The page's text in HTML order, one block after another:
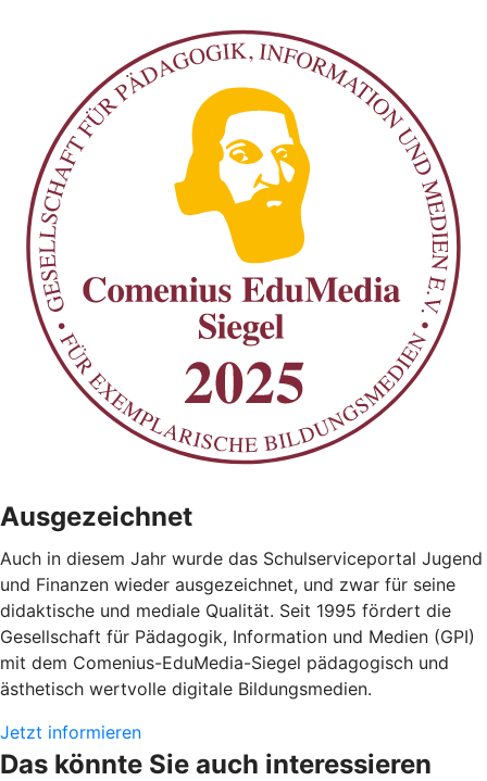
Ausgezeichnet
Auch in diesem Jahr wurde das Schulserviceportal Jugend
und Finanzen wieder ausgezeichnet, und zwar für seine
didaktische und mediale Qualität. Seit 1995 fördert die
Gesellschaft für Pädagogik, Information und Medien (GPI)
mit dem Comenius-EduMedia-Siegel pädagogisch und
ästhetisch wertvolle digitale Bildungsmedien.
Jetzt informieren
Das könnte Sie auch interessieren